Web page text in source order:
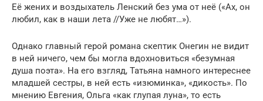
Её жених и воздыхатель Ленский без ума от неё («Ах, он
любил, как в наши лета //Уже не любят…»).
Однако главный герой романа скептик Онегин не видит
в ней ничего, чем бы могла вдохновиться «безумная
душа поэта». На его взгляд, Татьяна намного интереснее
младшей сестры, в ней есть «изюминка», «дикость». По
мнению Евгения, Ольга «как глупая луна», то есть